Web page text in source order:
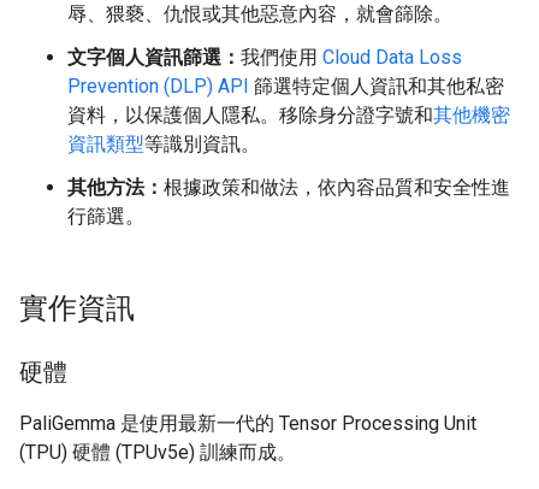
辱、猥褻、仇恨或其他惡意內容，就會篩除。
文字個人資訊篩選： 我們使用 Cloud Data Loss
Prevention (DLP) API 篩選特定個人資訊和其他私密
資料，以保護個人隱私。移除身分證字號和其他機密
資訊類型等識別資訊。
其他方法： 根據政策和做法，依內容品質和安全性進
行篩選。
實作資訊
硬體
PaliGemma 是使用最新一代的 Tensor Processing Unit
(TPU) 硬體 (TPUv5e) 訓練而成。